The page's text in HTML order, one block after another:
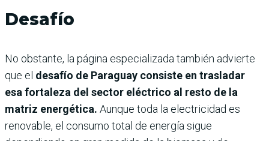
Desafío
No obstante, la página especializada también advierte
que el desafío de Paraguay consiste en trasladar
esa fortaleza del sector eléctrico al resto de la
matriz energética. Aunque toda la electricidad es
renovable, el consumo total de energía sigue